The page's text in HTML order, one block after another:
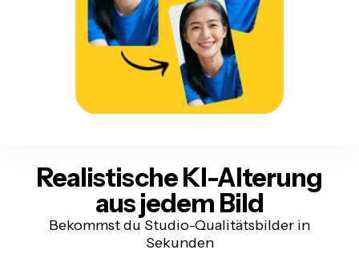
Realistische KI-Alterung
aus jedem Bild
Bekommst du Studio-Qualitätsbilder in
Sekunden